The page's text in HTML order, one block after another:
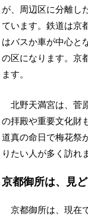
が、周辺区に分離し
ています。鉄道は京
はバスか車が中心と
の区になります。京
ます。
北野天満宮は、菅
の拝殿や重要文化財
道真の命日で梅花祭
りたい人が多く訪れ
京都御所は、見
京都御所は、現在